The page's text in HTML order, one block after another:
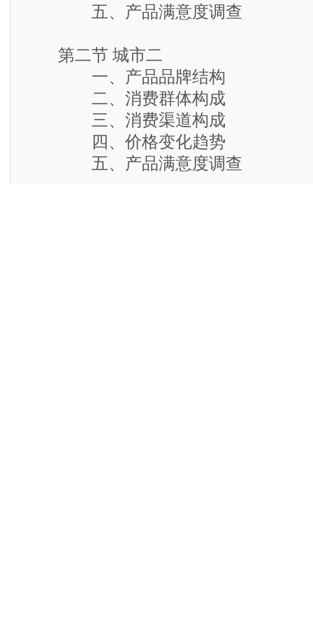
五、产品满意度调查
第二节 城市二
一、产品品牌结构
二、消费群体构成
三、消费渠道构成
四、价格变化趋势
五、产品满意度调查